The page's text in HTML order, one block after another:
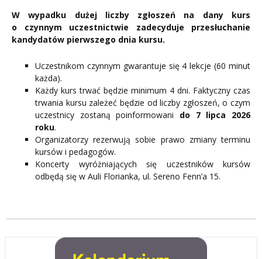
W wypadku dużej liczby zgłoszeń na dany kurs
o czynnym uczestnictwie zadecyduje przesłuchanie
kandydatów pierwszego dnia kursu.
Uczestnikom czynnym gwarantuje się 4 lekcje (60 minut
każda).
Każdy kurs trwać będzie minimum 4 dni. Faktyczny czas
trwania kursu zależeć będzie od liczby zgłoszeń, o czym
uczestnicy zostaną poinformowani do 7 lipca 2026
roku.
Organizatorzy rezerwują sobie prawo zmiany terminu
kursów i pedagogów.
Koncerty wyróżniających się uczestników kursów
odbędą się w Auli Florianka, ul. Sereno Fenn’a 15.